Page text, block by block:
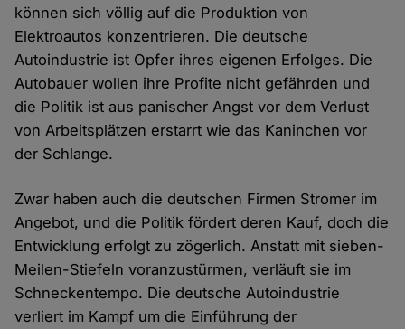
können sich völlig auf die Produktion von
Elektroautos konzentrieren. Die deutsche
Autoindustrie ist Opfer ihres eigenen Erfolges. Die
Autobauer wollen ihre Profite nicht gefährden und
die Politik ist aus panischer Angst vor dem Verlust
von Arbeitsplätzen erstarrt wie das Kaninchen vor
der Schlange.
Zwar haben auch die deutschen Firmen Stromer im
Angebot, und die Politik fördert deren Kauf, doch die
Entwicklung erfolgt zu zögerlich. Anstatt mit sieben-
Meilen-Stiefeln voranzustürmen, verläuft sie im
Schneckentempo. Die deutsche Autoindustrie
verliert im Kampf um die Einführung der